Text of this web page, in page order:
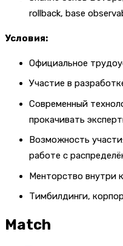
rollback, base
Условия:
Официальное
Участие в
Современный
прокачивать
Возможность
работе с
Менторство внутри
Тимбилдинги,
Match